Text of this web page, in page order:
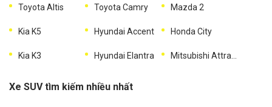
Toyota Altis Toyota Camry Mazda 2
Kia K5 Hyundai Accent Honda City
Kia K3 Hyundai Elantra
Xe SUV tìm kiếm nhiều nhất